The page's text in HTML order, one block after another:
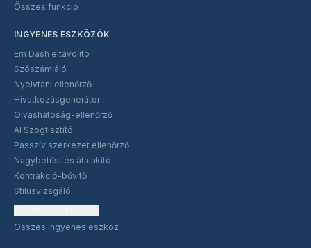
Összes funkció
INGYENES ESZKÖZÖK
Em Dash eltávolító
Szószámláló
Nyelvtani ellenőrző
Hivatkozásgenerátor
Olvashatóság-ellenőrző
AI Szögtisztító
Passzív szerkezet ellenőrző
Nagybetűsítés átalakító
Kontrakció-bővítő
Stílusvizsgáló
Összes ingyenes eszköz